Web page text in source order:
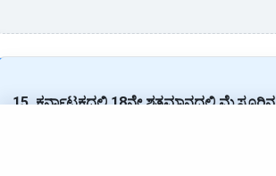
15. ಕರ್ನಾಟಕದಲ್ಲಿ 18ನೇ ಶತಮಾನದಲ್ಲಿ ಮೈಸೂರಿನ